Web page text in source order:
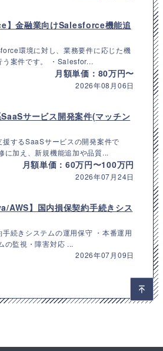
】金融業向けSalesforce機能追
環境に対し、業務要件に応じた機
う案件です。 ・Salesfor...
月額単価：80万円〜
2026年08月06日
SaaSサービス開発案件(マッチン
援するSaaSサービスの開発案件で
に加え、新規機能追加や品質...
月額単価：60万円〜100万円
2026年07月24日
AWS】国内損保契約手続きシス
手続きシステムの運用保守 ・本番運用
の監視・障害対応 ...
2026年07月09日